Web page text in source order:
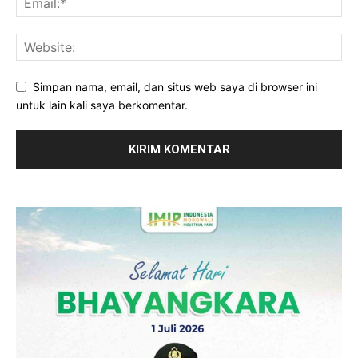
Simpan nama, email, dan situs web saya di browser ini
untuk lain kali saya berkomentar.